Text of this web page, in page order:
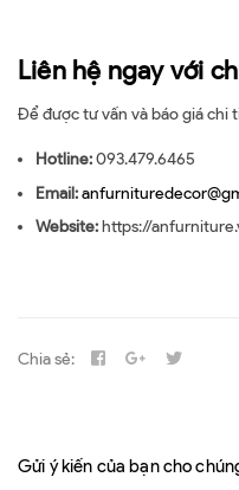
Liên hệ ngay với
Để được tư vấn và báo giá chi
Hotline:093.479.6465
Email:
Website:https://
Chia sẻ:
Gửi ý kiến của bạn cho